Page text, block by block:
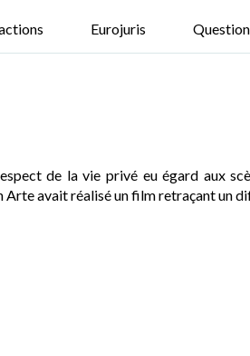
Eurojuris
de la vie privé eu égard aux
avait réalisé un film retraçant un